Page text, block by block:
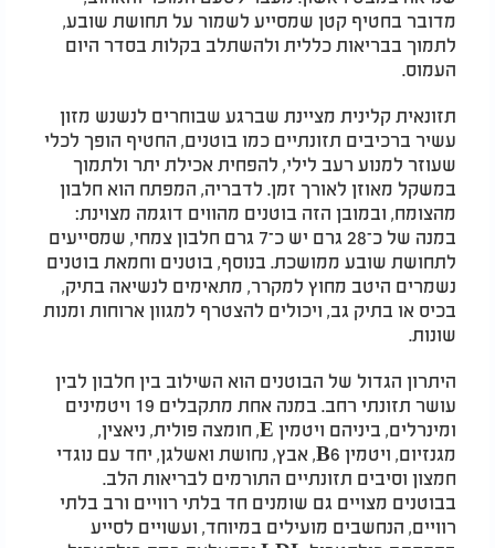
מדובר בחטיף קטן שמסייע לשמור על תחושת שובע,
לתמוך בבריאות כללית ולהשתלב בקלות בסדר היום
העמוס.
תזונאית קלינית מציינת שברגע שבוחרים לנשנש מזון
עשיר ברכיבים תזונתיים כמו בוטנים, החטיף הופך לכלי
שעוזר למנוע רעב לילי, להפחית אכילת יתר ולתמוך
במשקל מאוזן לאורך זמן. לדבריה, המפתח הוא חלבון
מהצומח, ובמובן הזה בוטנים מהווים דוגמה מצוינת:
במנה של כ־28 גרם יש כ־7 גרם חלבון צמחי, שמסייעים
לתחושת שובע ממושכת. בנוסף, בוטנים וחמאת בוטנים
נשמרים היטב מחוץ למקרר, מתאימים לנשיאה בתיק,
בכיס או בתיק גב, ויכולים להצטרף למגוון ארוחות ומנות
שונות.
היתרון הגדול של הבוטנים הוא השילוב בין חלבון לבין
עושר תזונתי רחב. במנה אחת מתקבלים 19 ויטמינים
ומינרלים, ביניהם ויטמין E, חומצה פולית, ניאצין,
מגנזיום, ויטמין B6, אבץ, נחושת ואשלגן, יחד עם נוגדי
חמצון וסיבים תזונתיים התורמים לבריאות הלב.
בבוטנים מצויים גם שומנים חד בלתי רוויים ורב בלתי
רוויים, הנחשבים מועילים במיוחד, ועשויים לסייע